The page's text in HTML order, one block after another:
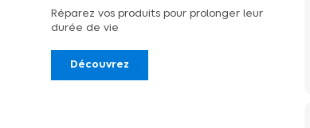
Réparez vos produits pour prolonger leur
durée de vie
Découvrez